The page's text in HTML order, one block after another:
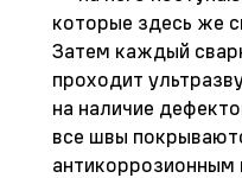
которые здесь же
Затем каждый
проходит
на наличие
все швы
антикоррозионным